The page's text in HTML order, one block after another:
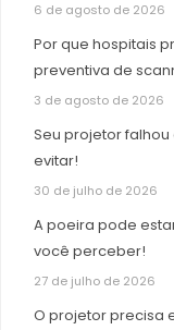
6 de agosto de 2026
Por que hospitais
preventiva de
3 de agosto de 2026
Seu projetor
evitar!
30 de julho de 2026
A poeira pode
você perceber!
27 de julho de 2026
O projetor precisa